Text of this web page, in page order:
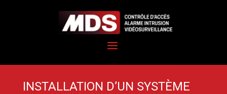
INSTALLATION D’UN SYSTÈME